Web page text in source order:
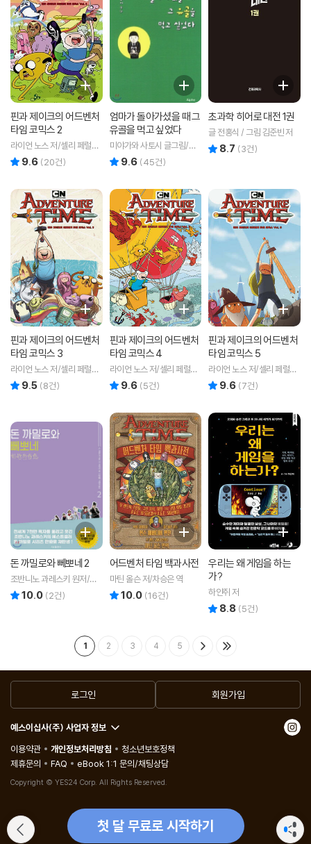
핀과 제이크의 어드벤처
타임 코믹스 2
라이언 노스 저/셀리 페럴라
인,브레이든 램 그림/서애경
역/정한결 감수
9.6 (20건)
엄마가 돌아가셨을 때 그
유골을 먹고 싶었다
미야가와 사토시 글그림/장
민주 역
9.6 (45건)
초과학 히어로 대전 1권
글 전홍식 / 그림 김준빈 저
8.7 (3건)
핀과 제이크의 어드벤처
타임 코믹스 3
라이언 노스 저/셀리 페럴라
인,브레이든 램 공 그림/서애
경 역
9.5 (8건)
핀과 제이크의 어드벤처
타임 코믹스 4
라이언 노스 저/셀리 페럴라
인,브레이든 램 공 그림/서애
경 역
9.6 (5건)
핀과 제이크의 어드벤처
타임 코믹스 5
라이언 노스 저/셀리 페럴라
인,브레이든 램 공 그림/서애
경 역
9.6 (7건)
돈 까밀로와 뻬뽀네 2
조반니노 과레스키 원저/다
비데 바르치 그림/김정훈,이
정석 역
10.0 (2건)
어드벤처 타임 백과사전
마틴 올슨 저/차승은 역
10.0 (16건)
우리는 왜 게임을 하는
가?
하얀쥐 저
8.8 (5건)
1 2 3 4 5
첫 달 무료로 시작하기
로그인 회원가입
예스이십사(주) 사업자 정보
이용약관
개인정보처리방침
청소년보호정책
제휴문의
FAQ eBook 1:1 문의/채팅상담
Copyright © YES24 Corp. All Rights Reserved.